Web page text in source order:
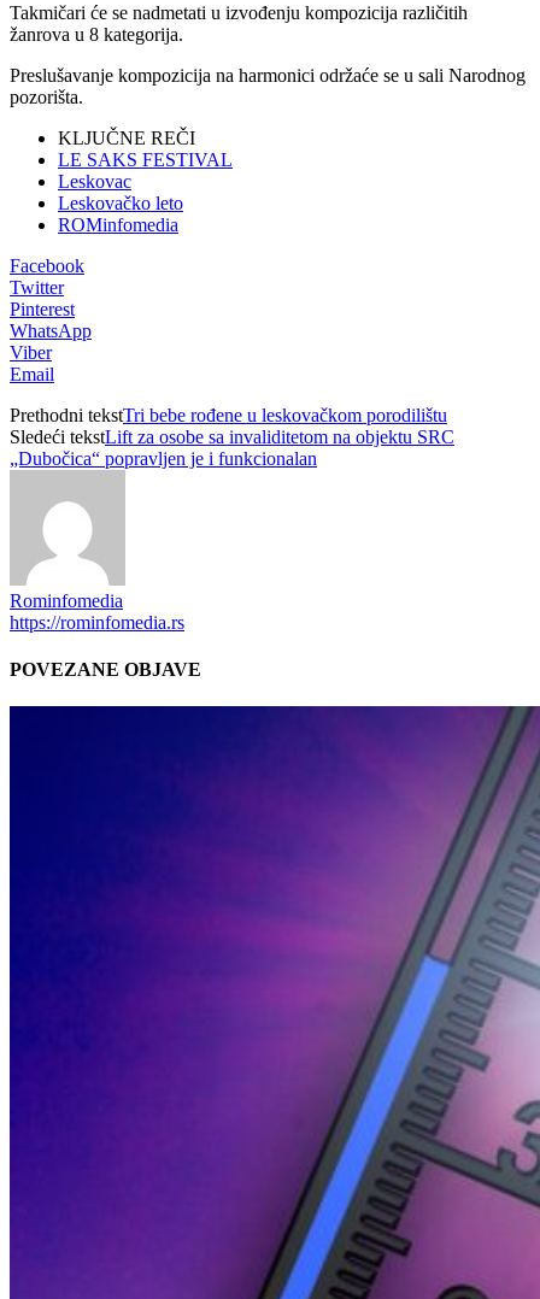
Takmičari će se nadmetati u izvođenju kompozicija različitih
žanrova u 8 kategorija.
Preslušavanje kompozicija na harmonici održaće se u sali Narodnog
pozorišta.
KLJUČNE REČI
LE SAKS FESTIVAL
Leskovac
Leskovačko leto
ROMinfomedia
Facebook
Twitter
Pinterest
WhatsApp
Viber
Email
Prethodni tekstTri bebe rođene u leskovačkom porodilištu
Sledeći tekstLift za osobe sa invaliditetom na objektu SRC
„Dubočica“ popravljen je i funkcionalan
Rominfomedia
https://rominfomedia.rs
POVEZANE OBJAVE